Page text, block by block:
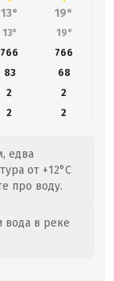
13° 19°
13° 19°
766 766
83 68
2
2
2 2
едва
от +12°C
про воду.
вода в реке